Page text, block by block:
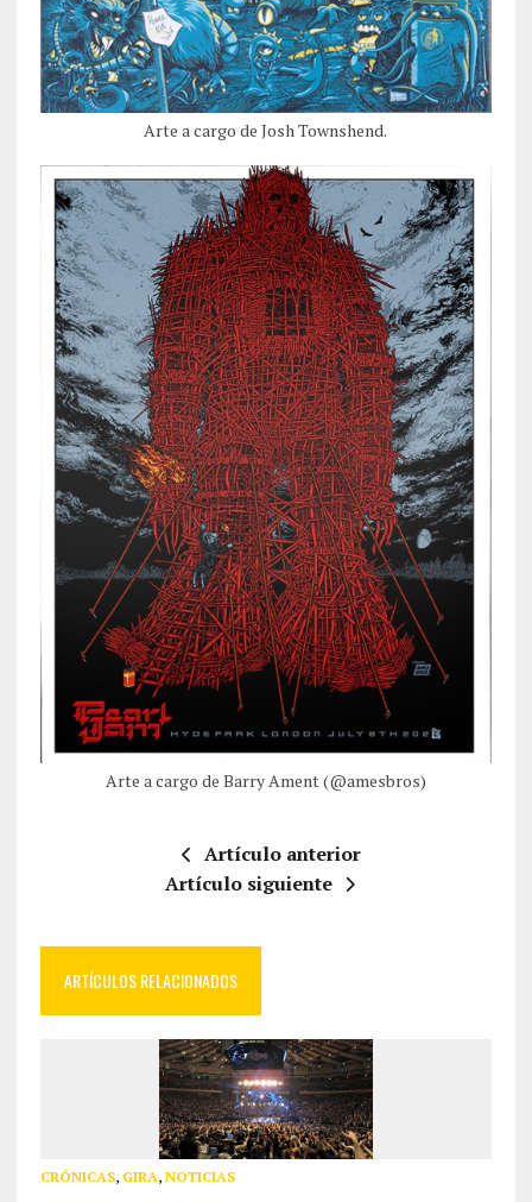
Arte a cargo de Josh Townshend.
Arte a cargo de Barry Ament (@amesbros)
Artículo anterior
Artículo siguiente
ARTÍCULOS RELACIONADOS
CRÓNICAS, GIRA, NOTICIAS